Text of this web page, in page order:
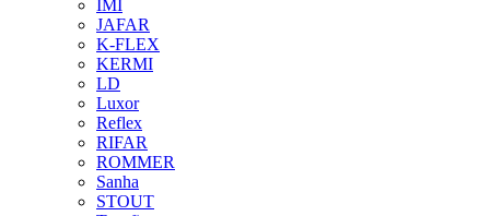
IMI
JAFAR
K-FLEX
KERMI
LD
Luxor
Reflex
RIFAR
ROMMER
Sanha
STOUT